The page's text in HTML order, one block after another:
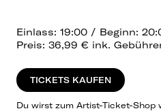
Einlass: 19:00 / Beginn:
Preis: 36,99 € ink.
TICKETS KAUFEN
Du wirst zum Artist-Ticket-Shop